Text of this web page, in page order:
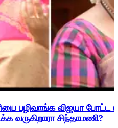
பழிவாங்க விஜயா போட்ட
வருகிறாரா சிந்தாமணி?